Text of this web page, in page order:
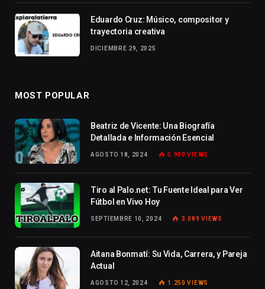
Eduardo Cruz: Músico, compositor y
trayectoria creativa
DICIEMBRE 29, 2025
MOST POPULAR
Beatriz de Vicente: Una Biografía
Detallada e Información Esencial
AGOSTO 18, 2024 5.900VIEWS
Tiro al Palo.net: Tu Fuente Ideal para Ver
Fútbol en Vivo Hoy
SEPTIEMBRE 10, 2024 3.089VIEWS
Aitana Bonmatí: Su Vida, Carrera, y Pareja
Actual
AGOSTO 12, 2024 1.250VIEWS